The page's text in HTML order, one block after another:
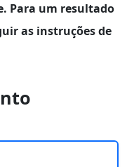
Para um resultado
as instruções de